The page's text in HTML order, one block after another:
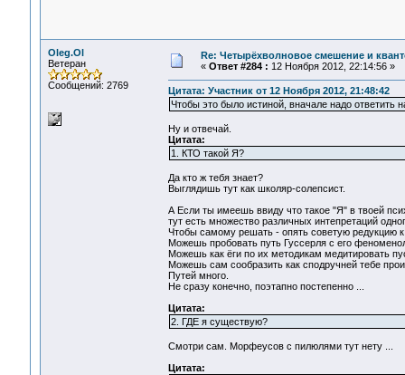
Oleg.Ol
Ветеран
Сообщений: 2769
Re: Четырёхволновое смешение и
« Ответ #284 : 12 Ноября 2012, 22:14:56 »
Цитата: Участник от 12 Ноября 2012, 21:48:42
Чтобы это было истиной, вначале надо ответить
Ну и отвечай.
Цитата:
1. КТО такой Я?
Да кто ж тебя знает?
Выглядишь тут как школяр-солепсист.
А Если ты имеешь ввиду что такое "Я" в твоей
тут есть множество различных интепретаций
Чтобы самому решать - опять советую редукцию
Можешь пробовать путь Гуссерля с его
Можешь как ёги по их методикам медитировать
Можешь сам сообразить как сподручней тебе
Путей много.
Не сразу конечно, поэтапно постепенно ...
Цитата:
2. ГДЕ я существую?
Смотри сам. Морфеусов с пилюлями тут нету ...
Цитата: